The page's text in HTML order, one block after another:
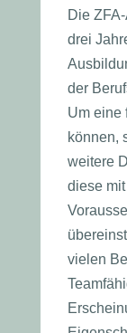
Die
drei
der
Um eine
können,
weitere
diese
vielen